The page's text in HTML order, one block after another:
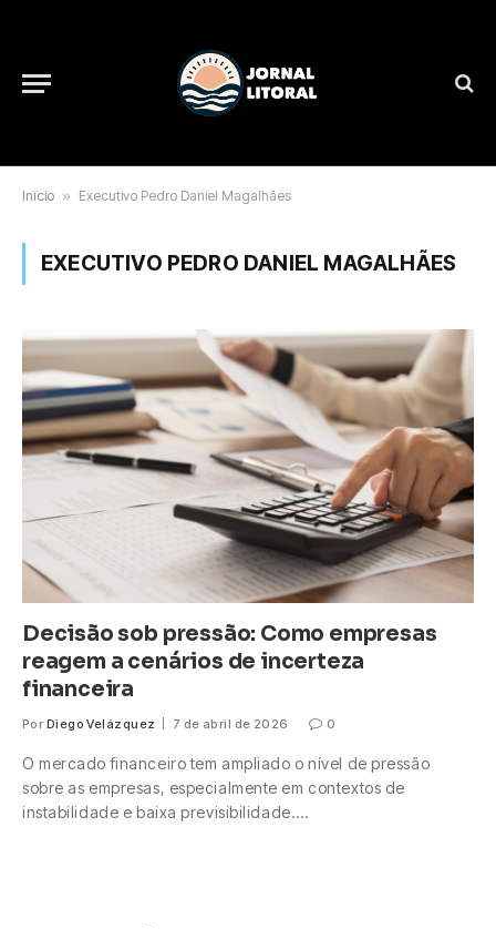
Início » Executivo Pedro Daniel Magalhães
EXECUTIVO PEDRO DANIEL MAGALHÃES
Decisão sob pressão: Como empresas
reagem a cenários de incerteza
financeira
Por Diego Velázquez 7 de abril de 2026 0
O mercado financeiro tem ampliado o nível de pressão
sobre as empresas, especialmente em contextos de
instabilidade e baixa previsibilidade.…